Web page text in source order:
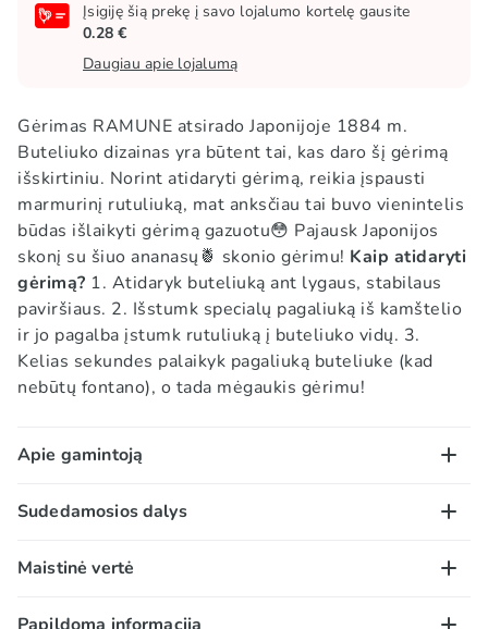
Įsigiję šią prekę į savo lojalumo kortelę gausite
0.28 €
Daugiau apie lojalumą
Gėrimas RAMUNE atsirado Japonijoje 1884 m.
Buteliuko dizainas yra būtent tai, kas daro šį gėrimą
išskirtiniu. Norint atidaryti gėrimą, reikia įspausti
marmurinį rutuliuką, mat anksčiau tai buvo vienintelis
būdas išlaikyti gėrimą gazuotu😳 Pajausk Japonijos
skonį su šiuo ananasų🍍 skonio gėrimu! Kaip atidaryti
gėrimą? 1. Atidaryk buteliuką ant lygaus, stabilaus
paviršiaus. 2. Išstumk specialų pagaliuką iš kamštelio
ir jo pagalba įstumk rutuliuką į buteliuko vidų. 3.
Kelias sekundes palaikyk pagaliuką buteliuke (kad
nebūtų fontano), o tada mėgaukis gėrimu!
Apie gamintoją
Hata Kosen Ramune gėrimai - tai populiarūs japoniški
marmuriniais buteliukais ir gaiviu skoniu. Ramune yra
Sudedamosios dalys
Gazuotas vanduo, gliukozės sirupas, rūgštingumą
medžiaga (ananasų), dažiklis (E102*).
*Gali neigiamai
Maistinė vertė
100g/ml: